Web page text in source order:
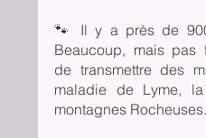
🐾 Il y a près de
Beaucoup, mais pas
de transmettre des
maladie de Lyme,
montagnes Rocheuses.